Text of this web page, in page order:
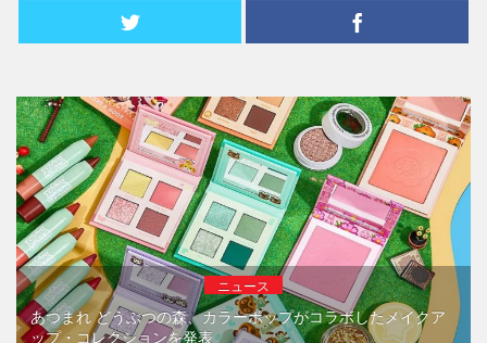
ニュース
あつまれ どうぶつの森、カラーポップがコラボしたメイクア
ップ・コレクションを発表